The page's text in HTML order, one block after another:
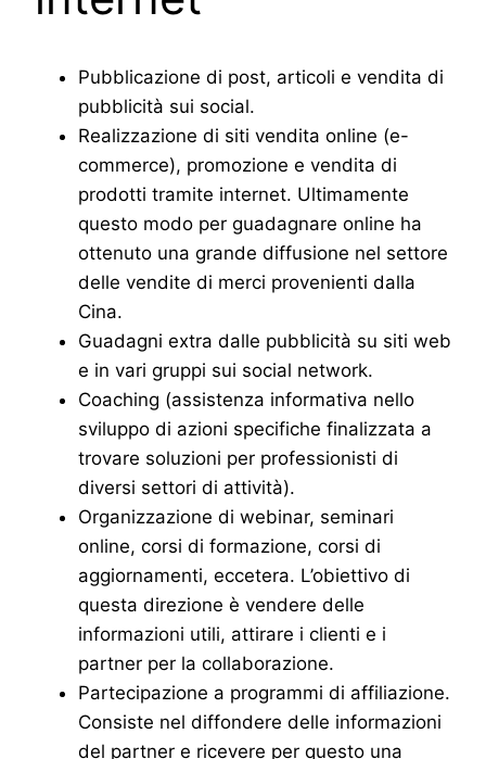
Pubblicazione di post, articoli e vendita di
pubblicità sui social.
Realizzazione di siti vendita online (e-
commerce), promozione e vendita di
prodotti tramite internet. Ultimamente
questo modo per guadagnare online ha
ottenuto una grande diffusione nel settore
delle vendite di merci provenienti dalla
Cina.
Guadagni extra dalle pubblicità su siti web
e in vari gruppi sui social network.
Coaching (assistenza informativa nello
sviluppo di azioni specifiche finalizzata a
trovare soluzioni per professionisti di
diversi settori di attività).
Organizzazione di webinar, seminari
online, corsi di formazione, corsi di
aggiornamenti, eccetera. L’obiettivo di
questa direzione è vendere delle
informazioni utili, attirare i clienti e i
partner per la collaborazione.
Partecipazione a programmi di affiliazione.
Consiste nel diffondere delle informazioni
del partner e ricevere per questo una